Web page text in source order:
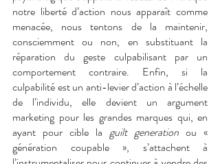
notre liberté d’action nous apparaît comme
menacée, nous tentons de la maintenir,
consciemment ou non, en substituant la
réparation du geste culpabilisant par un
comportement contraire. Enfin, si la
culpabilité est un anti-levier d’action à l’échelle
de l’individu, elle devient un argument
marketing pour les grandes marques qui, en
ayant pour cible la guilt generation ou «
génération coupable », s’attachent à